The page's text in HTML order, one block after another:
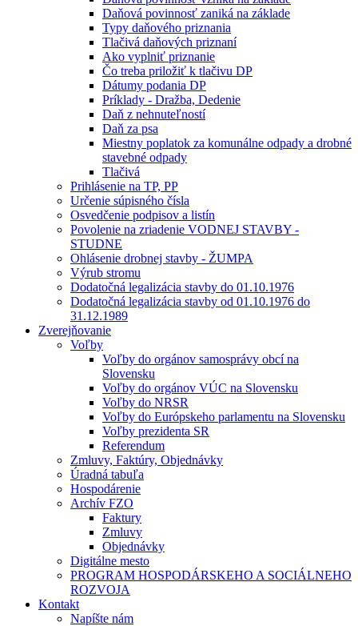
Daňová povinnosť zaniká na základe
Typy daňového priznania
Tlačivá daňových priznaní
Ako vyplniť priznanie
Čo treba priložiť k tlačivu DP
Dátumy podania DP
Príklady - Dražba, Dedenie
Daň z nehnuteľností
Daň za psa
Miestny poplatok za komunálne odpady a drobné
stavebné odpady
Tlačivá
Prihlásenie na TP, PP
Určenie súpisného čísla
Osvedčenie podpisov a listín
Povolenie na zriadenie VODNEJ STAVBY -
STUDNE
Ohlásenie drobnej stavby - ŽUMPA
Výrub stromu
Dodatočná legalizácia stavby do 01.10.1976
Dodatočná legalizácia stavby od 01.10.1976 do
31.12.1989
Zverejňovanie
Voľby
Voľby do orgánov samosprávy obcí na
Slovensku
Voľby do orgánov VÚC na Slovensku
Voľby do NRSR
Voľby do Európskeho parlamentu na Slovensku
Voľby prezidenta SR
Referendum
Zmluvy, Faktúry, Objednávky
Úradná tabuľa
Hospodárenie
Archív FZO
Faktury
Zmluvy
Objednávky
Digitálne mesto
PROGRAM HOSPODÁRSKEHO A SOCIÁLNEHO
ROZVOJA
Kontakt
Napíšte nám